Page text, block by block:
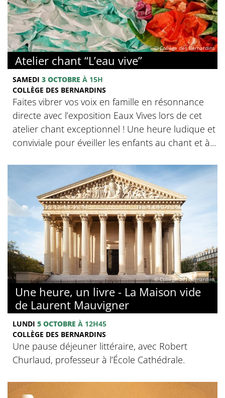
© Collège des Bernardins
Atelier chant “L’eau vive”
SAMEDI 3 OCTOBRE À 15H
COLLÈGE DES BERNARDINS
Faites vibrer vos voix en famille en résonnance
directe avec l’exposition Eaux Vives lors de cet
atelier chant exceptionnel ! Une heure ludique et
conviviale pour éveiller les enfants au chant et à...
© Collège des Bernardins
Une heure, un livre - La Maison vide
de Laurent Mauvigner
LUNDI 5 OCTOBRE À 12H45
COLLÈGE DES BERNARDINS
Une pause déjeuner littéraire, avec Robert
Churlaud, professeur à l’École Cathédrale.